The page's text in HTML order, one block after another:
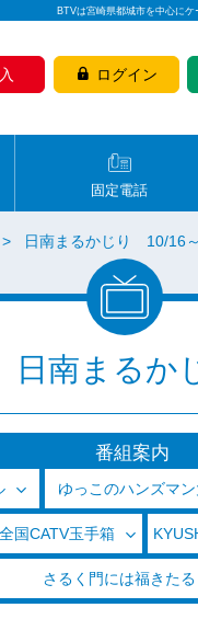
BTVは宮崎県都城市を中心に
ログイン
固定電話
日南まるかじり 10/16
日南まるか
番組案内
ゆっこのハンズマン
全国CATV玉手箱
さるく門には福きたる